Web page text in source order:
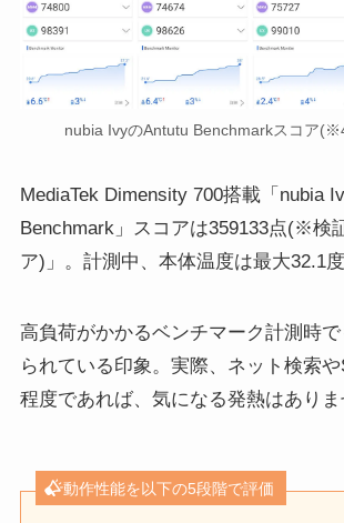
nubia IvyのAntutu Benchmarkスコア
MediaTek Dimensity 700搭載「nubia
Benchmark」スコアは359133点(※検
ア)」。計測中、本体温度は最大32.1度
高負荷がかかるベンチマーク計測時で
られている印象。実際、ネット検索
程度であれば、気になる発熱はありま
動作性能を以下の5段階で評価